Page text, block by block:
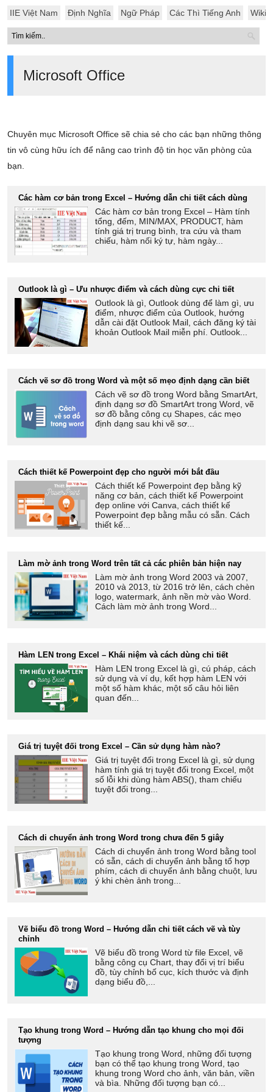
IIE Việt Nam Định Nghĩa Ngữ Pháp Các Thì Tiếng Anh Wiki
Microsoft Office
Chuyên mục Microsoft Office sẽ chia sẻ cho các bạn những thông
tin vô cùng hữu ích để nâng cao trình độ tin học văn phòng của
bạn.
Các hàm cơ bản trong Excel – Hướng dẫn chi tiết cách dùng
Các hàm cơ bản trong Excel – Hàm tính
tổng, đếm, MIN/MAX, PRODUCT, hàm
tính giá trị trung bình, tra cứu và tham
chiếu, hàm nối ký tự, hàm ngày...
Outlook là gì – Ưu nhược điểm và cách dùng cực chi tiết
Outlook là gì, Outlook dùng để làm gì, ưu
điểm, nhược điểm của Outlook, hướng
dẫn cài đặt Outlook Mail, cách đăng ký tài
khoản Outlook Mail miễn phí. Outlook...
Cách vẽ sơ đồ trong Word và một số mẹo định dạng cần biết
Cách vẽ sơ đồ trong Word bằng SmartArt,
định dạng sơ đồ SmartArt trong Word, vẽ
sơ đồ bằng công cụ Shapes, các mẹo
định dạng sau khi vẽ sơ...
Cách thiết kế Powerpoint đẹp cho người mới bắt đầu
Cách thiết kế Powerpoint đẹp bằng kỹ
năng cơ bản, cách thiết kế Powerpoint
đẹp online với Canva, cách thiết kế
Powerpoint đẹp bằng mẫu có sẵn. Cách
thiết kế...
Làm mờ ảnh trong Word trên tất cả các phiên bản hiện nay
Làm mờ ảnh trong Word 2003 và 2007,
2010 và 2013, từ 2016 trở lên, cách chèn
logo, watermark, ảnh nền mờ vào Word.
Cách làm mờ ảnh trong Word...
Hàm LEN trong Excel – Khái niệm và cách dùng chi tiết
Hàm LEN trong Excel là gì, cú pháp, cách
sử dụng và ví dụ, kết hợp hàm LEN với
một số hàm khác, một số câu hỏi liên
quan đến...
Giá trị tuyệt đối trong Excel – Cần sử dụng hàm nào?
Giá trị tuyệt đối trong Excel là gì, sử dụng
hàm tính giá trị tuyệt đối trong Excel, một
số lỗi khi dùng hàm ABS(), tham chiếu
tuyệt đối trong...
Cách di chuyển ảnh trong Word trong chưa đến 5 giây
Cách di chuyển ảnh trong Word bằng tool
có sẵn, cách di chuyển ảnh bằng tổ hợp
phím, cách di chuyển ảnh bằng chuột, lưu
ý khi chèn ảnh trong...
Vẽ biểu đồ trong Word – Hướng dẫn chi tiết cách vẽ và tùy
chỉnh
Vẽ biểu đồ trong Word từ file Excel, vẽ
bằng công cụ Chart, thay đổi vị trí biểu
đồ, tùy chỉnh bố cục, kích thước và định
dạng biểu đồ,...
Tạo khung trong Word – Hướng dẫn tạo khung cho mọi đối
tượng
Tạo khung trong Word, những đối tượng
bạn có thể tạo khung trong Word, tạo
khung trong Word cho ảnh, văn bản, viền
và bìa. Những đối tượng bạn có...